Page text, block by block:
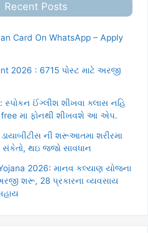
Recent Posts
Card On WhatsApp – Apply
2026 : 6715 પોસ્ટ માટે અરજી
સ્પોકન ઈંગ્લીશ શીખવા ક્લાસ નહિ
free મા ફોનથી શીખવશે આ એપ.
ની શરૂઆતમા શરીરમા
થઇ જજો સાવધાન
2026: માનવ કલ્યાણ યોજના
શરૂ, 28 પ્રકારના વ્યવસાય